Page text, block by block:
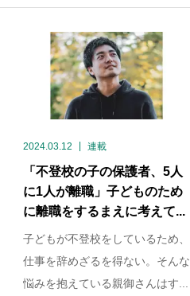
2024.03.12 連載
「不登校の子の保護者、5人
に1人が離職」子どものため
に離職をするまえに考えて...
子どもが不登校をしているため、
仕事を辞めざるを得ない。そんな
悩みを抱えている親御さんはす...